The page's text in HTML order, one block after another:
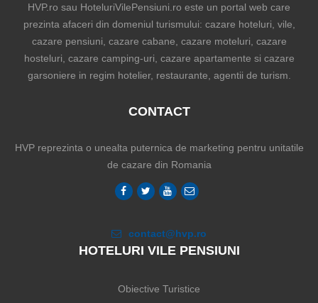
HVP.ro sau HoteluriVilePensiuni.ro este un portal web care
prezinta afaceri din domeniul turismului: cazare hoteluri, vile,
cazare pensiuni, cazare cabane, cazare moteluri, cazare
hosteluri, cazare camping-uri, cazare apartamente si cazare
garsoniere in regim hotelier, restaurante, agentii de turism.
CONTACT
HVP reprezinta o unealta puternica de marketing pentru unitatile
de cazare din Romania
contact@hvp.ro
HOTELURI VILE PENSIUNI
Obiective Turistice